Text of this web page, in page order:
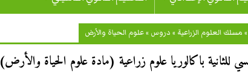
» مسلك العلوم الزراعية » دروس »علوم الحياة والأرض
للثانية باكالوريا علوم زراعية (مادة علوم الحياة والأرض)